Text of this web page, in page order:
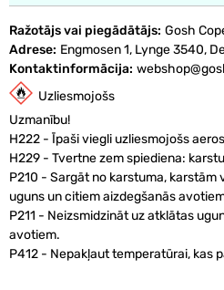
Ražotājs vai piegādātājs Gosh
Adrese Engmosen 1, Lynge 3540,
Kontaktinformācija
Uzliesmojošs
Uzmanību!
H222 - Īpaši viegli uzliesmojošs
H229 - Tvertne zem spiediena:
P210 - Sargāt no karstuma, karstām
uguns un citiem aizdegšanās
P211 - Neizsmidzināt uz atklātas
avotiem.
P412 - Nepakļaut temperatūrai, kas